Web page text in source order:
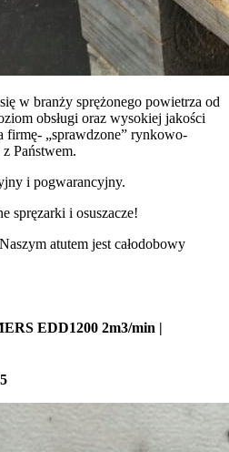
w branży sprężonego powietrza od
obsługi oraz wysokiej jakości
firmę- „sprawdzone” rynkowo-
Państwem.
i pogwarancyjny.
spręzarki i osuszacze!
atutem jest całodobowy
EDD1200 2m3/min |